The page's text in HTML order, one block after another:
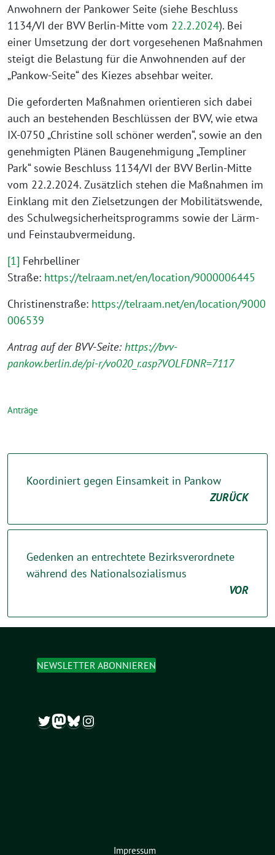
Anwohnern der Pankower Seite (siehe Beschluss
1134/VI der BVV Berlin-Mitte vom 22.2.2024). Bei
einer Umsetzung der dort vorgesehenen Maßnahmen
steigt die Belastung für die Anwohnenden auf der
„Pankow-Seite“ des Kiezes absehbar weiter.
Die geforderten Maßnahmen orientieren sich dabei
auch an bestehenden Beschlüssen der BVV, wie etwa
IX-0750 „Christine soll schöner werden“, sowie an den
genehmigten Plänen Baugenehmigung „Templiner
Park“ sowie Beschluss 1134/VI der BVV Berlin-Mitte
vom 22.2.2024. Zusätzlich stehen die Maßnahmen im
Einklang mit den Zielsetzungen der Mobilitätswende,
des Schulwegsicherheitsprogramms sowie der Lärm-
und Feinstaubvermeidung.
[1] Fehrbelliner
Straße: https://telraam.net/en/location/9000006445
Christinenstraße: https://telraam.net/en/location/9000
006539
Antrag auf der BVV-Seite: https://bvv-
pankow.berlin.de/pi-r/vo020_r.asp?VOLFDNR=7117
Anträge
Koordiniert gegen Einsamkeit in Pankow
ZURÜCK
Gedenken an entrechtete Bezirksverordnete
während des Nationalsozialismus
VOR
NEWSLETTER ABONNIEREN
Twitter
Mastodon
Bluesky
Instagram
Impressum